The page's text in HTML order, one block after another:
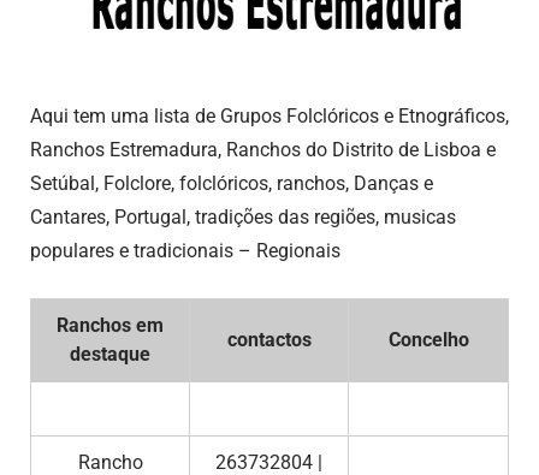
Aqui tem uma lista de Grupos Folclóricos e Etnográficos,
Ranchos Estremadura, Ranchos do Distrito de Lisboa e
Setúbal, Folclore, folclóricos, ranchos, Danças e
Cantares, Portugal, tradições das regiões, musicas
populares e tradicionais – Regionais
Ranchos em
destaque
contactos Concelho
Rancho
263732804 |